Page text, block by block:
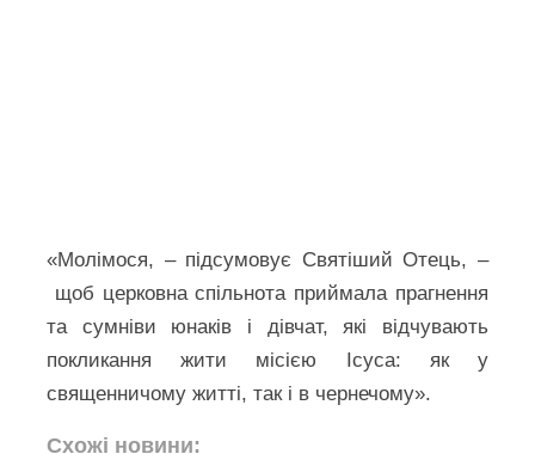
«Молімося, – підсумовує Святіший Отець, –
щоб церковна спільнота приймала прагнення
та сумніви юнаків і дівчат, які відчувають
покликання жити місією Ісуса: як у
священничому житті, так і в чернечому».
Схожі новини: